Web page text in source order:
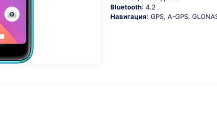
Bluetooth: 4.2
Навигация: GРS, А-GРS,